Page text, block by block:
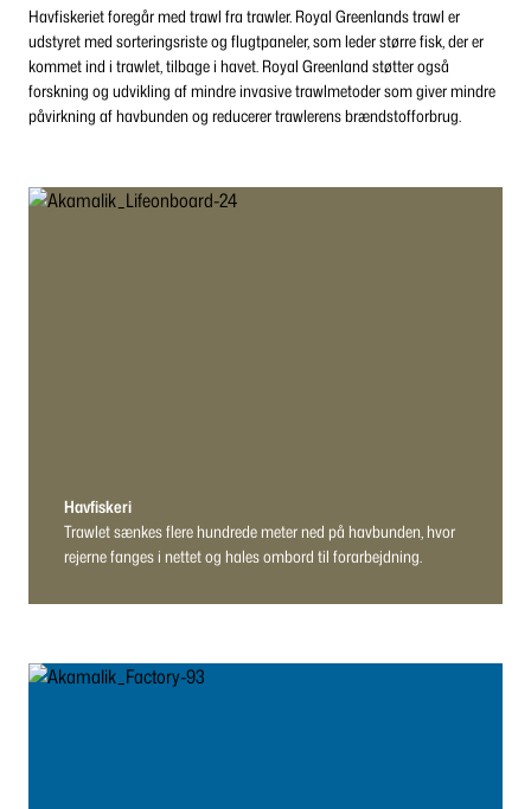
Havfiskeriet foregår med trawl fra trawler. Royal Greenlands trawl er
udstyret med sorteringsriste og flugtpaneler, som leder større fisk, der er
kommet ind i trawlet, tilbage i havet. Royal Greenland støtter også
forskning og udvikling af mindre invasive trawlmetoder som giver mindre
påvirkning af havbunden og reducerer trawlerens brændstofforbrug.
Havfiskeri
Trawlet sænkes flere hundrede meter ned på havbunden, hvor
rejerne fanges i nettet og hales ombord til forarbejdning.